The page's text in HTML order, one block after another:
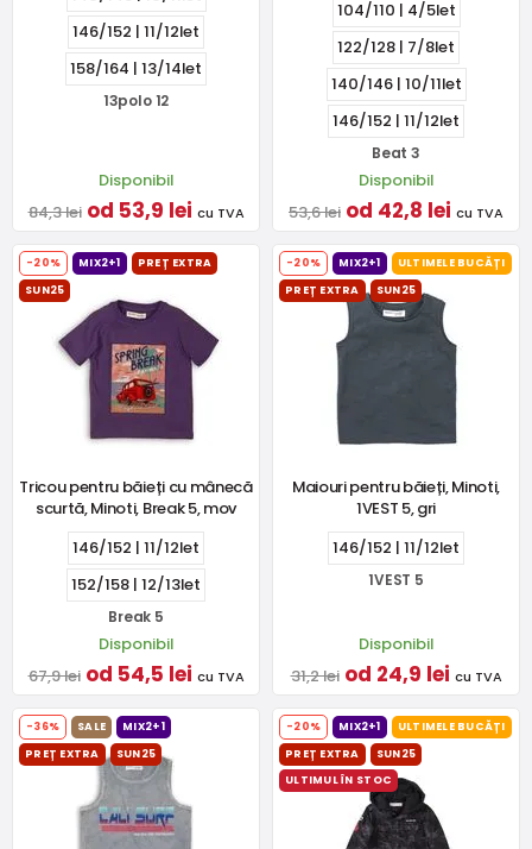
146/152 | 11/12let
158/164 | 13/14let
13polo 12
Disponibil
84,3 lei od 53,9 lei cu TVA
104/110 | 4/5let
122/128 | 7/8let
140/146 | 10/11let
146/152 | 11/12let
Beat 3
Disponibil
53,6 lei od 42,8 lei cu TVA
-20% MIX2+1
PREȚ EXTRA
SUN25
Tricou pentru băieți cu mânecă
scurtă, Minoti, Break 5, mov
146/152 | 11/12let
152/158 | 12/13let
Break 5
Disponibil
67,9 lei od 54,5 lei cu TVA
-20% MIX2+1
ULTIMELE BUCĂȚI
PREȚ EXTRA
SUN25
Maiouri pentru băieți, Minoti,
1VEST 5, gri
146/152 | 11/12let
1VEST 5
Disponibil
31,2 lei od 24,9 lei cu TVA
-36% SALE
MIX2+1
PREȚ EXTRA
SUN25
-20% MIX2+1
ULTIMELE BUCĂȚI
PREȚ EXTRA
SUN25
ULTIMUL ÎN STOC